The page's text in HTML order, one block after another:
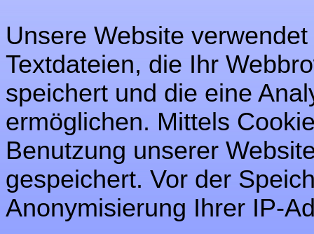
Unsere Website
Textdateien, die Ihr
speichert und die eine
ermöglichen. Mittels
Benutzung unserer
gespeichert. Vor der
Anonymisierung Ihrer IP-